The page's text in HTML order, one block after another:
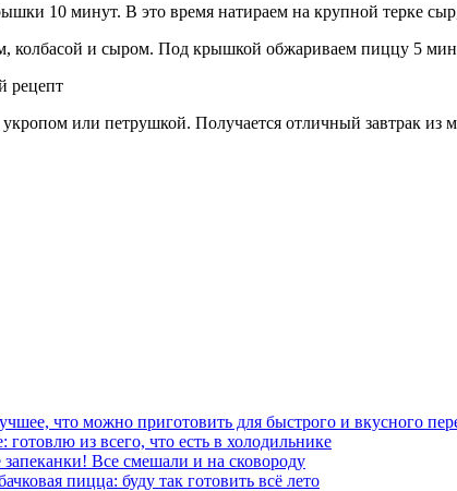
10 минут. В это время натираем на крупной терке
колбасой и сыром. Под крышкой обжариваем пиццу 5
или петрушкой. Получается отличный завтрак из
что можно приготовить для быстрого и вкусного
из всего, что есть в холодильнике
Все смешали и на сковороду
пицца: буду так готовить всё лето